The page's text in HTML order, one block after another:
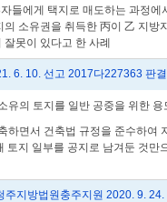
들에게 택지로 매도하는 과정
의 소유권을 취득한 丙이 乙 지
못이 있다고 한 사례
6. 10. 선고 2017다227363 판
유의 토지를 일반 공중을 위한
하면서 건축법 규정을 준수하
토지 일부를 공지로 남겨둔 것
주지방법원충주지원 2020. 9.